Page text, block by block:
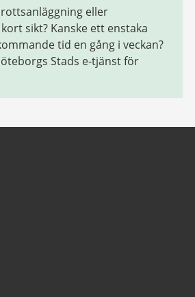
eller
sikt? Kanske ett enstaka
tid en gång i veckan?
Stads e-tjänst för